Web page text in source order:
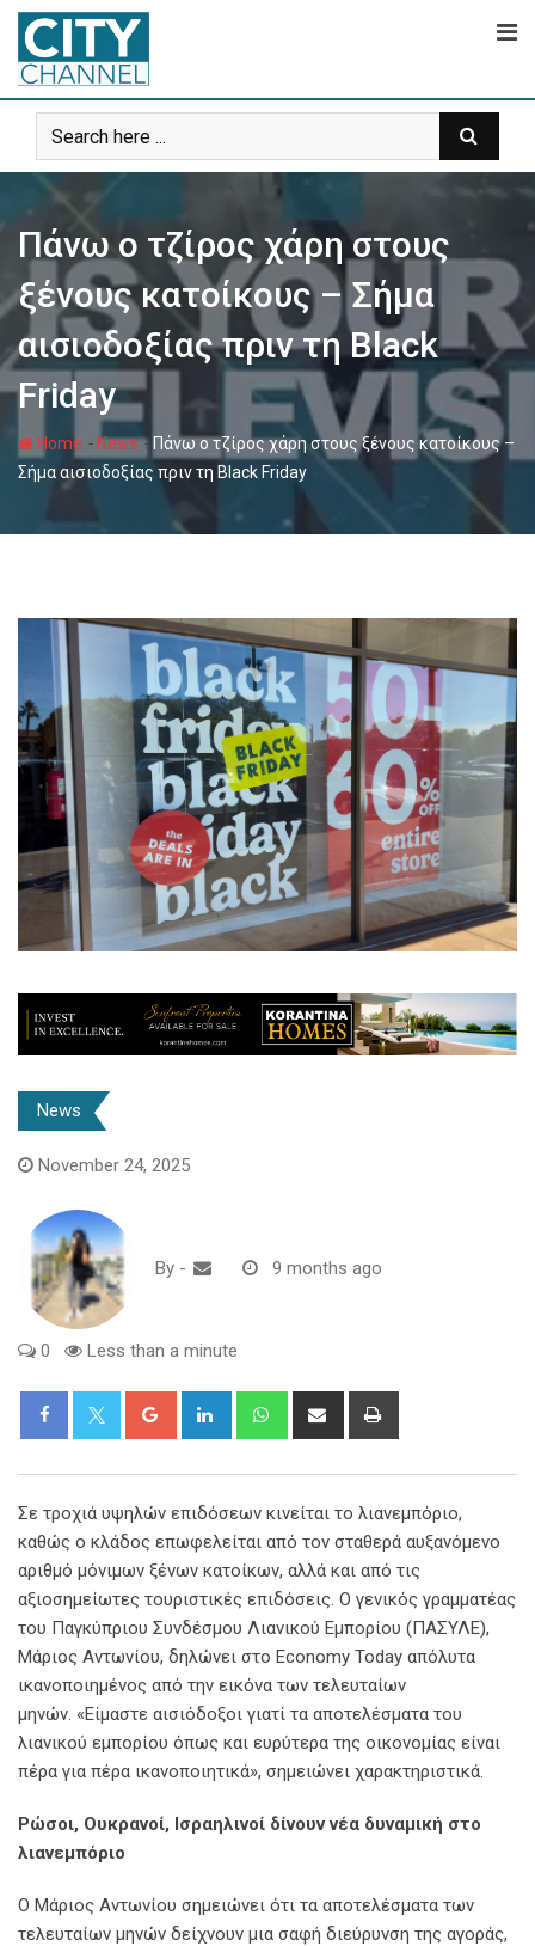
Skip
content
Πάνω ο τζίρος χάρη στους
ξένους κατοίκους – Σήμα
αισιοδοξίας πριν τη Black
Friday
Home - News- Πάνω ο τζίρος χάρη στους ξένους κατοίκους –
Σήμα αισιοδοξίας πριν τη Black Friday
News
November 24, 2025
By - 9 months ago
0 Less than a minute
Google+ LinkedIn WhatsappShare
Σε τροχιά υψηλών επιδόσεων κινείται το λιανεμπόριο,
καθώς ο κλάδος επωφελείται από τον σταθερά αυξανόμενο
αριθμό μόνιμων ξένων κατοίκων, αλλά και από τις
αξιοσημείωτες τουριστικές επιδόσεις. Ο γενικός γραμματέας
του Παγκύπριου Συνδέσμου Λιανικού Εμπορίου (ΠΑΣΥΛΕ),
Μάριος Αντωνίου, δηλώνει στο Economy Today απόλυτα
ικανοποιημένος από την εικόνα των τελευταίων
μηνών. «Είμαστε αισιόδοξοι γιατί τα αποτελέσματα του
λιανικού εμπορίου όπως και ευρύτερα της οικονομίας είναι
πέρα για πέρα ικανοποιητικά», σημειώνει χαρακτηριστικά.
Ρώσοι, Ουκρανοί, Ισραηλινοί δίνουν νέα δυναμική στο
λιανεμπόριο
Ο Μάριος Αντωνίου σημειώνει ότι τα αποτελέσματα των
τελευταίων μηνών δείχνουν μια σαφή διεύρυνση της αγοράς,